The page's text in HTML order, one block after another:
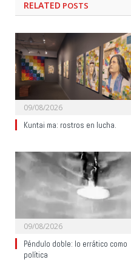
RELATED POSTS
09/08/2026
Kuntai ma: rostros en lucha.
09/08/2026
Péndulo doble: lo errático como
política